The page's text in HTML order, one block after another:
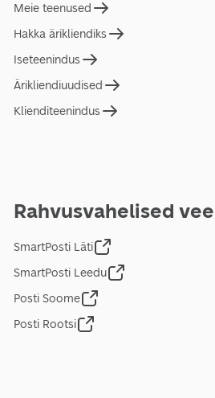
Meie teenused
Hakka ärikliendiks
Iseteenindus
Ärikliendiuudised
Klienditeenindus
Rahvusvahelised
SmartPosti Läti
SmartPosti Leedu
Posti Soome
Posti Rootsi